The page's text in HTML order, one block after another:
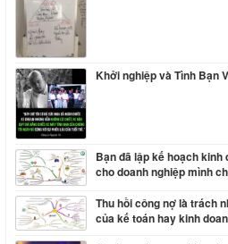
Khởi nghiệp và Tình Bạn
Bạn đã lập kế hoạch kinh
cho doanh nghiệp mình
Thu hồi công nợ là trách
của kế toán hay kinh